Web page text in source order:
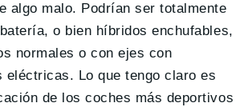
algo malo. Podrían ser totalmente
o bien híbridos enchufables,
normales o con ejes con
eléctricas. Lo que tengo claro es
de los coches más deportivos